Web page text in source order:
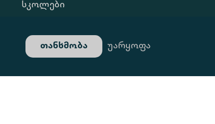
უარყოფა
თანხმობა
Სკოლები
Გალერეა